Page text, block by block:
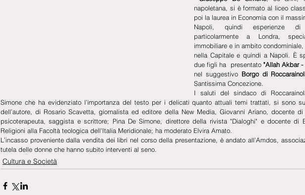
napoletana, si è formato al liceo
poi la laurea in Economia con il
Napoli, quindi esperienze di
particolarmente a Londra,
immobiliare e in ambito
nella Capitale e quindi a Napoli. È
due figli ha  presentato "Allah Akbar
nel suggestivo Borgo di
Santissima Concezione.
I saluti del sindaco di
Simone che ha evidenziato l’importanza del testo per i delicati quanto attuali temi trattati, si sono
dell’autore, di Rosario Scavetta, giornalista ed editore della New Media, Giovanni Ariano, docente
psicoterapeuta, saggista e scrittore; Pina De Simone, direttore della rivista "Dialoghi" e docente di
Religioni alla Facoltà teologica dell'Italia Meridionale; ha moderato Elvira Amato.
L’incasso proveniente dalla vendita dei libri nel corso della presentazione, è andato all’Amdos,
tutela delle donne che hanno subito interventi al seno.
Cultura e Società